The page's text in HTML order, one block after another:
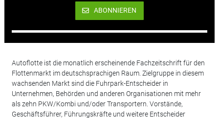
ABONNIEREN
Autoflotte ist die monatlich erscheinende Fachzeitschrift für den
Flottenmarkt im deutschsprachigen Raum. Zielgruppe in diesem
wachsenden Markt sind die Fuhrpark-Entscheider in
Unternehmen, Behörden und anderen Organisationen mit mehr
als zehn PKW/Kombi und/oder Transportern. Vorstände,
Geschäftsführer, Führungskräfte und weitere Entscheider